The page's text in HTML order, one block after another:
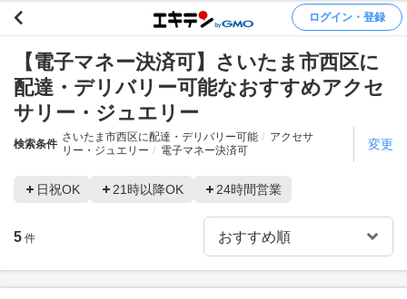
ログイン・登録
【電子マネー決済可】さいたま市西区に
配達・デリバリー可能なおすすめアクセ
サリー・ジュエリー
検索条件
さいたま市西区に配達・デリバリー可能
アクセサ
リー・ジュエリー
電子マネー決済可 変更
日祝OK 21時以降OK 24時間営業
5 件